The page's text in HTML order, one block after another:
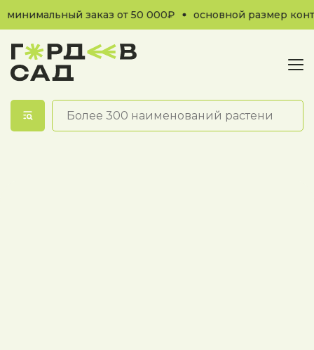
заказ от 50 000₽ основной размер